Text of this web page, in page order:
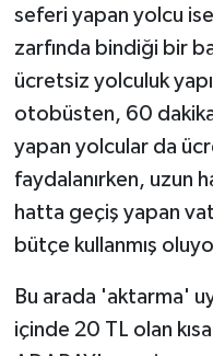
seferi yapan yolcu
zarfında bindiği bir
ücretsiz yolculuk
otobüsten, 60
yapan yolcular da
faydalanırken, uzun
hatta geçiş yapan
bütçe kullanmış
Bu arada 'aktarma'
içinde 20 TL olan